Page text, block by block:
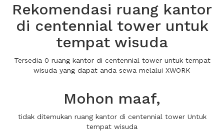
Rekomendasi ruang kantor
di centennial tower untuk
tempat wisuda
Tersedia 0 ruang kantor di centennial tower untuk tempat
wisuda yang dapat anda sewa melalui XWORK
Mohon maaf,
tidak ditemukan ruang kantor di centennial tower Untuk
tempat wisuda